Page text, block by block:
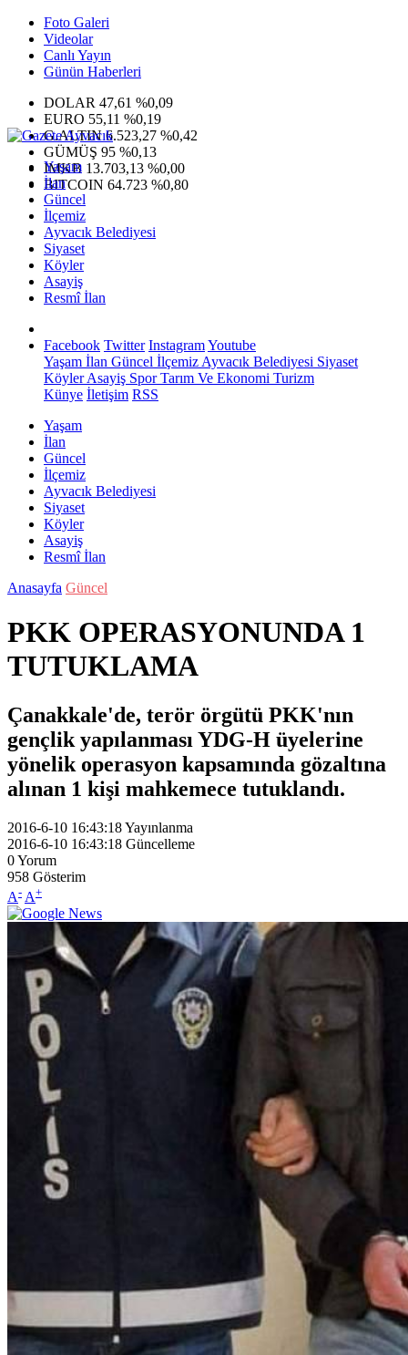
Foto Galeri
Videolar
Canlı Yayın
Günün Haberleri
DOLAR 47,61 %0,09
EURO 55,11 %0,19
G.ALTIN6.523,27 %0,42
GÜMÜŞ 95 %0,13
IMKB 13.703,13 %0,00
BITCOIN 64.723 %0,80
Yaşam
İlan
Güncel
İlçemiz
Ayvacık Belediyesi
Siyaset
Köyler
Asayiş
Resmî İlan
Facebook Twitter InstagramYoutube
Yaşam İlan Güncel İlçemiz Ayvacık Belediyesi Siyaset
KöylerAsayiş SporTarım Ve Ekonomi Turizm
Künye İletişim RSS
Yaşam
İlan
Güncel
İlçemiz
Ayvacık Belediyesi
Siyaset
Köyler
Asayiş
Resmî İlan
Anasayfa Güncel
PKK OPERASYONUNDA 1
TUTUKLAMA
Çanakkale'de, terör örgütü PKK'nın
gençlik yapılanması YDG-H üyelerine
yönelik operasyon kapsamında gözaltına
alınan 1 kişi mahkemece tutuklandı.
2016-6-10 16:43:18Yayınlanma
2016-6-10 16:43:18 Güncelleme
0Yorum
958 Gösterim
A- A+